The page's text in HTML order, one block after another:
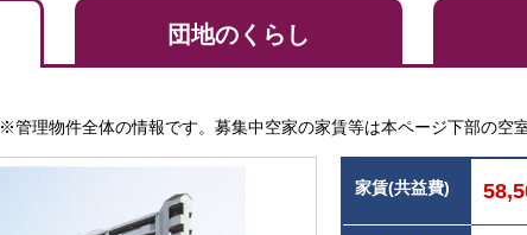
団地のくらし
※管理物件全体の情報です。募集中空家の家賃等は本ページ下部の空
家賃(共益費)